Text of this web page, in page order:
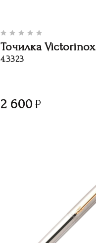
Точилка Victorinox
4.3323
2 600